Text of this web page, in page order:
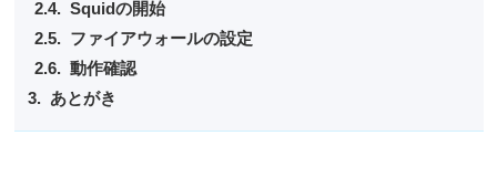
Squidの開始
ファイアウォールの設定
動作確認
あとがき